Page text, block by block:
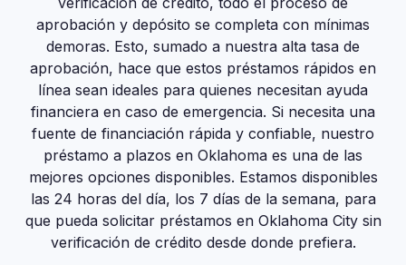
aprobación y depósito se completa con mínimas
demoras. Esto, sumado a nuestra alta tasa de
aprobación, hace que estos préstamos rápidos en
línea sean ideales para quienes necesitan ayuda
financiera en caso de emergencia. Si necesita una
fuente de financiación rápida y confiable, nuestro
préstamo a plazos en Oklahoma es una de las
mejores opciones disponibles. Estamos disponibles
las 24 horas del día, los 7 días de la semana, para
que pueda solicitar préstamos en Oklahoma City sin
verificación de crédito desde donde prefiera.